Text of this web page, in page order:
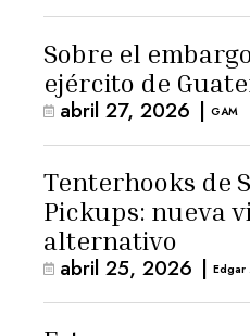
Sobre el
ejército de
abril 27, 2026 | GAM
Tenterhooks de
Pickups: nueva
alternativo
abril 25, 2026 | Edgar